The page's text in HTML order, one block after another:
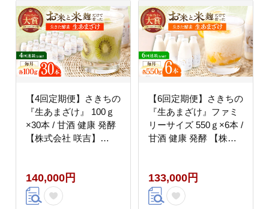
【4回定期便】さきちの
『生あまざけ』 100ｇ
×30本 / 甘酒 健康 発酵
【株式会社 咲吉】
140,000円
【6回定期便】さきちの
『生あまざけ』ファミ
リーサイズ 550ｇ×6本 /
甘酒 健康 発酵 【株式
133,000円